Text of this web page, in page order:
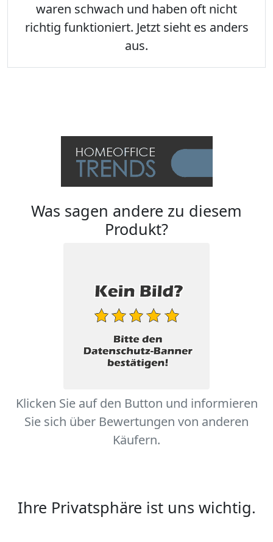
waren schwach und haben oft nicht
richtig funktioniert. Jetzt sieht es anders
aus.
Was sagen andere zu diesem
Produkt?
Klicken Sie auf den Button und informieren
Sie sich über Bewertungen von anderen
Käufern.
Ihre Privatsphäre ist uns wichtig.